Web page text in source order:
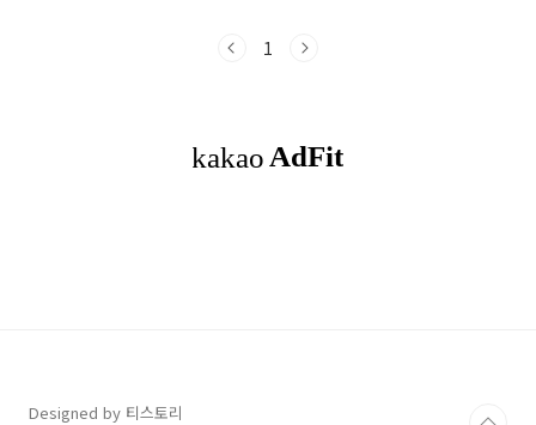
1
Designed by 티스토리